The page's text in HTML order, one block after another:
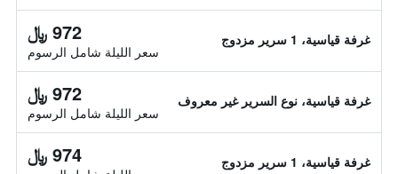
غرفة قياسية، 1 سرير مزدوج 972 ﷼
سعر الليلة شامل الرسوم
غرفة قياسية، نوع السرير غير معروف 972 ﷼
سعر الليلة شامل الرسوم
غرفة قياسية، 1 سرير مزدوج 974 ﷼